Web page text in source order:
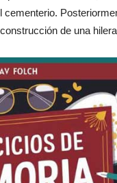
cementerio.
de una